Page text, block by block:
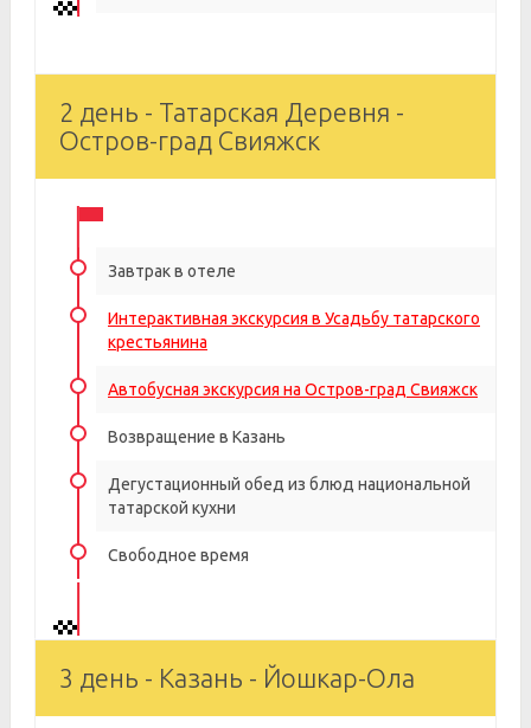
2 день - Татарская Деревня -
Остров-град Свияжск
Завтрак в отеле
Интерактивная экскурсия в Усадьбу татарского
крестьянина
Автобусная экскурсия на Остров-град Свияжск
Возвращение в Казань
Дегустационный обед из блюд национальной
татарской кухни
Свободное время
3 день - Казань - Йошкар-Ола